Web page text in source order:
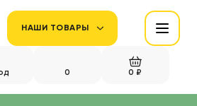
НАШИ ТОВАРЫ
0 0 ₽